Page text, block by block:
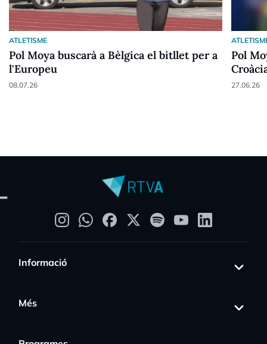
ATLETISME
Pol Moya buscarà a Bèlgica el bitllet per a
l'Europeu
08.07.26
Pol
27.06.26
Informació
Més